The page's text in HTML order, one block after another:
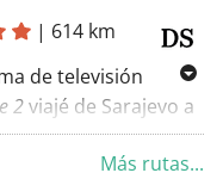
| 614 km
de televisión
2viajé de Sarajevo a
impresionó de
mezcla deMás rutas...